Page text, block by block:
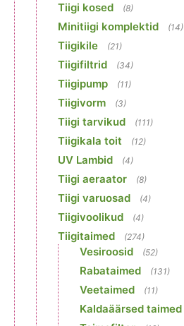
Tiigi kosed (8)
Minitiigi komplektid (14)
Tiigikile (21)
Tiigifiltrid (34)
Tiigipump (11)
Tiigivorm (3)
Tiigi tarvikud (111)
Tiigikala toit (12)
UV Lambid (4)
Tiigi aeraator (8)
Tiigi varuosad (4)
Tiigivoolikud (4)
Tiigitaimed (274)
Vesiroosid (52)
Rabataimed (131)
Veetaimed (11)
Kaldaäärsed taimed